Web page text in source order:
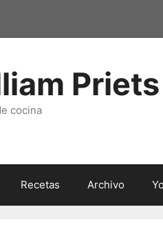
cocina
Recetas Archivo